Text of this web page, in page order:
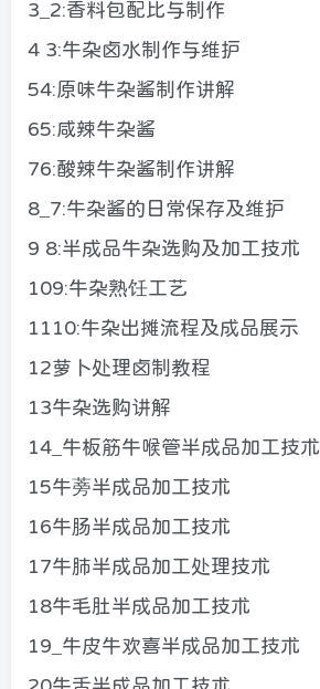
3_2:香料包配比与制作
4 3:牛杂卤水制作与维护
54:原味牛杂酱制作讲解
65:咸辣牛杂酱
76:酸辣牛杂酱制作讲解
8_7:牛杂酱的日常保存及维护
9 8:半成品牛杂选购及加工技术
109:牛杂熟饪工艺
1110:牛杂出摊流程及成品展示
12萝卜处理卤制教程
13牛杂选购讲解
14_牛板筋牛喉管半成品加工技术
15牛蒡半成品加工技术
16牛肠半成品加工技术
17牛肺半成品加工处理技术
18牛毛肚半成品加工技术
19_牛皮牛欢喜半成品加工技术